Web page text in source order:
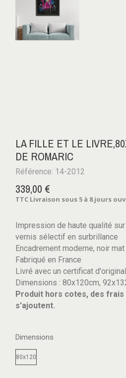
LA FILLE ET LE
DE ROMARIC
Référence: 14-2012
339,00 €
TTC Livraison sous 5 à 8 jours
Impression de haute qualité
vernis sélectif en surbrillance
Encadrement moderne, noir mat
Fabriqué en France
Livré avec un certificat
Dimensions : 80x120cm,
Produit hors cotes, des frais
s'ajoutent.
Dimensions
80x120